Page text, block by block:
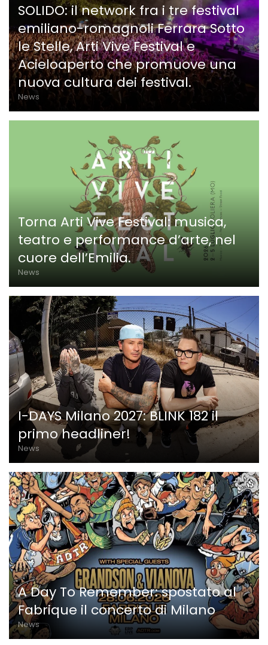
SOLIDO: il network fra i tre festival
emiliano-romagnoli Ferrara Sotto
le Stelle, Arti Vive Festival e
Acieloaperto che promuove una
nuova cultura dei festival.
News
Torna Arti Vive Festival: musica,
teatro e performance d’arte, nel
cuore dell’Emilia.
News
I-DAYS Milano 2027: BLINK 182 il
primo headliner!
News
A Day To Remember: spostato al
Fabrique il concerto di Milano
News